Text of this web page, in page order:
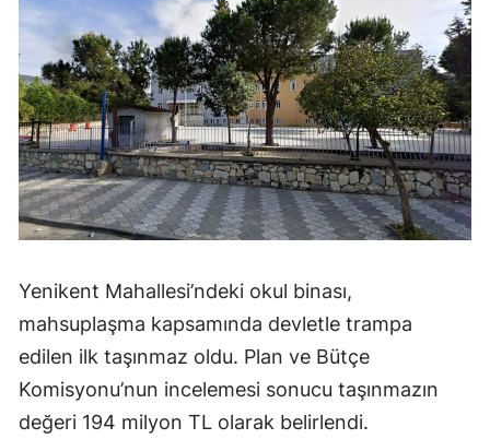
Yenikent Mahallesi’ndeki okul binası,
mahsuplaşma kapsamında devletle trampa
edilen ilk taşınmaz oldu. Plan ve Bütçe
Komisyonu’nun incelemesi sonucu taşınmazın
değeri 194 milyon TL olarak belirlendi.